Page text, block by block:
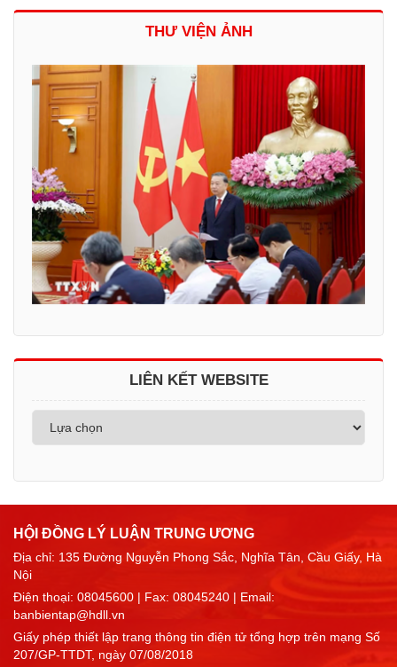
THƯ VIỆN ẢNH
LIÊN KẾT WEBSITE
HỘI ĐỒNG LÝ LUẬN TRUNG ƯƠNG
Địa chỉ: 135 Đường Nguyễn Phong Sắc, Nghĩa Tân, Cầu Giấy, Hà
Nội
Điện thoại: 08045600 | Fax: 08045240 | Email:
banbientap@hdll.vn
Giấy phép thiết lập trang thông tin điện tử tổng hợp trên mạng Số
207/GP-TTDT, ngày 07/08/2018